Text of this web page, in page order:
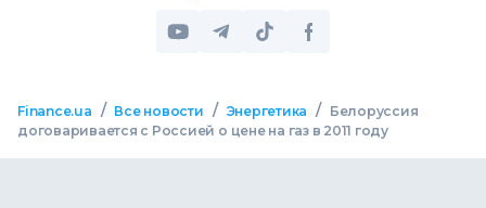
Finance.ua / Все новости / Энергетика /
Белоруссия
договаривается с Россией о цене на газ в 2011 году